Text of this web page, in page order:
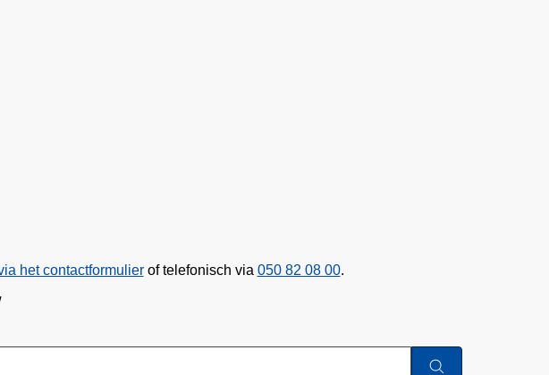
het contactformulieroftelefonisch via 050 82 08 00.